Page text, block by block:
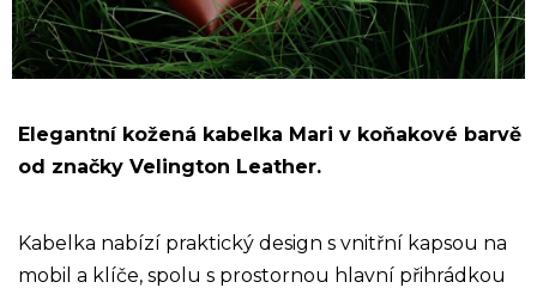
Elegantní kožená kabelka Mari v koňakové barvě
od značky Velington Leather.
Kabelka nabízí praktický design s vnitřní kapsou na
mobil a klíče, spolu s prostornou hlavní přihrádkou